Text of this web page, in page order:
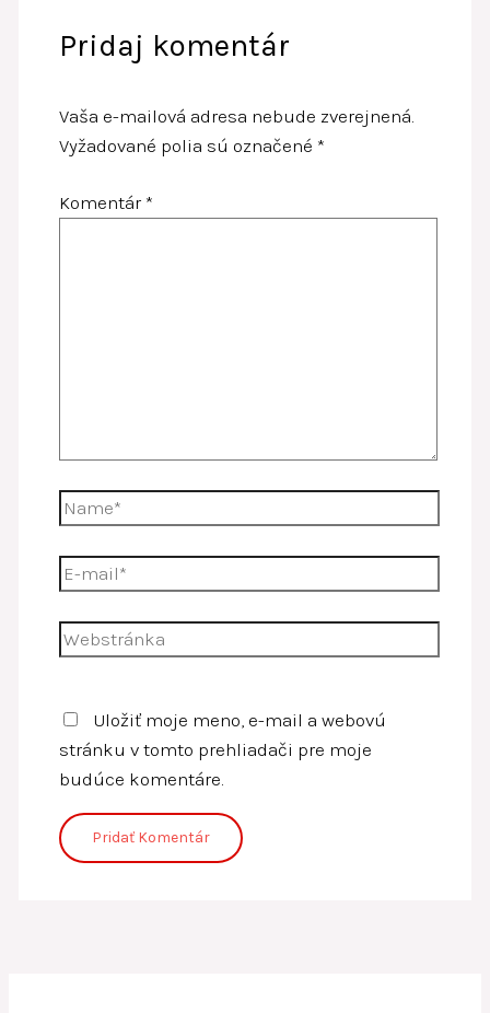
Pridaj komentár
Vaša e-mailová adresa nebude zverejnená.
Vyžadované polia sú označené *
Komentár *
Name*
E-
mail*
Webstránka
Uložiť moje meno, e-mail a webovú
stránku v tomto prehliadači pre moje
budúce komentáre.